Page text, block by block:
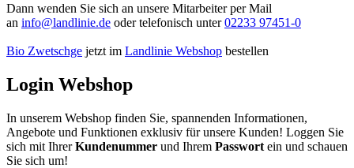
Dann wenden Sie sich an unsere Mitarbeiter per Mail
an info@landlinie.de oder telefonisch unter02233 97451-0
Bio Zwetschge jetzt im Landlinie Webshop bestellen
Login Webshop
In unserem Webshop finden Sie, spannenden Informationen,
Angebote und Funktionen exklusiv für unsere Kunden! Loggen Sie
sich mit IhrerKundenummer und Ihrem Passwort ein und schauen
Sie sich um!